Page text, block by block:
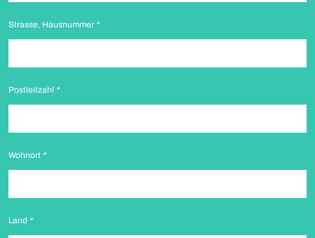
Strasse, Hausnummer *
Postleitzahl *
Wohnort *
Land *